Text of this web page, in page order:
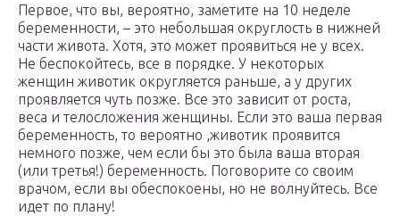
Первое, что вы, вероятно, заметите на 10 неделе
беременности, – это небольшая округлость в нижней
части живота. Хотя, это может проявиться не у всех.
Не беспокойтесь, все в порядке. У некоторых
женщин животик округляется раньше, а у других
проявляется чуть позже. Все это зависит от роста,
веса и телосложения женщины. Если это ваша первая
беременность, то вероятно ,животик проявится
немного позже, чем если бы это была ваша вторая
(или третья!) беременность. Поговорите со своим
врачом, если вы обеспокоены, но не волнуйтесь. Все
идет по плану!